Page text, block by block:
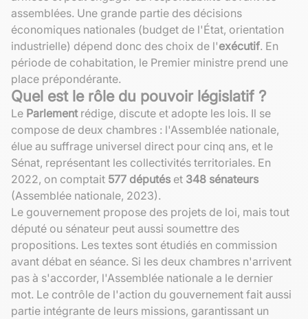
assemblées. Une grande partie des décisions
économiques nationales (budget de l'État, orientation
industrielle) dépend donc des choix de l'exécutif. En
période de cohabitation, le Premier ministre prend une
place prépondérante.
Quel est le rôle du pouvoir législatif ?
Le Parlementrédige, discute et adopte les lois. Il se
compose de deux chambres : l'Assemblée nationale,
élue au suffrage universel direct pour cinq ans, et le
Sénat, représentant les collectivités territoriales. En
2022, on comptait 577 députés et 348 sénateurs
(Assemblée nationale, 2023).
Le gouvernement propose des projets de loi, mais tout
député ou sénateur peut aussi soumettre des
propositions. Les textes sont étudiés en commission
avant débat en séance. Si les deux chambres n'arrivent
pas à s'accorder, l'Assemblée nationale a le dernier
mot. Le contrôle de l'action du gouvernement fait aussi
partie intégrante de leurs missions, garantissant un